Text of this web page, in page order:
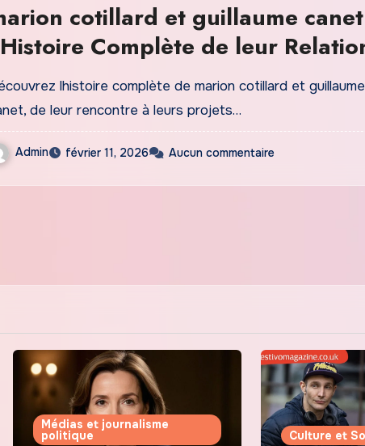
cotillard et guillaume
Complète de leur
de leur Carrière
lhistoire complète de marion cotillard et guillaume
de leur rencontre à leurs projets…
Admin février 11, 2026 Aucun commentaire
Médias et journalisme
politique Culture et